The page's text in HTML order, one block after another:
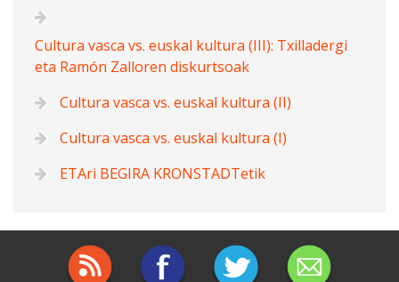
Cultura vasca vs. euskal kultura (III): Txilladergi
eta Ramón Zalloren diskurtsoak
Cultura vasca vs. euskal kultura (II)
Cultura vasca vs. euskal kultura (I)
ETAri BEGIRA KRONSTADTetik